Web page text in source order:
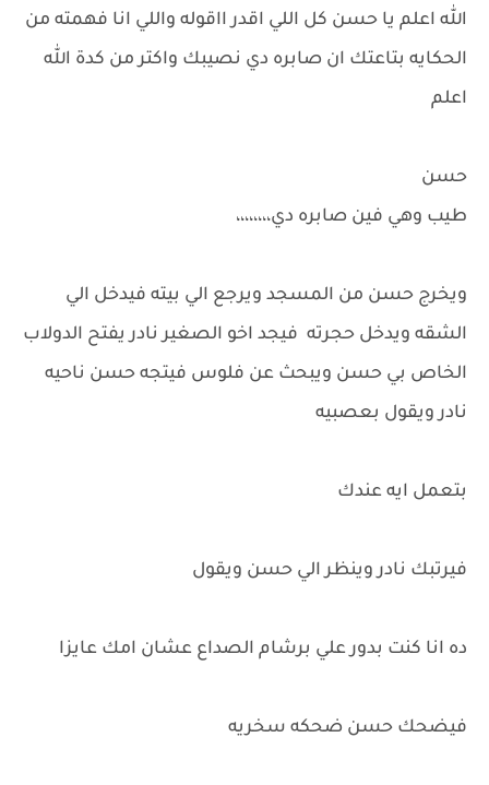
الله اعلم يا حسن كل اللي اقدر ااقوله واللي انا فهمته من
الحكايه بتاعتك ان صابره دي نصيبك واكتر من كدة الله
اعلم
حسن
طيب وهي فين صابره دي،،،،،،،،
ويخرج حسن من المسجد ويرجع الي بيته فيدخل الي
الشقه ويدخل حجرته فيجد اخو الصغير نادر يفتح الدولاب
الخاص بي حسن ويبحث عن فلوس فيتجه حسن ناحيه
نادر ويقول بعصبيه
بتعمل ايه عندك
فيرتبك نادر وينظر الي حسن ويقول
ده انا كنت بدور علي برشام الصداع عشان امك عايزا
فيضحك حسن ضحكه سخريه